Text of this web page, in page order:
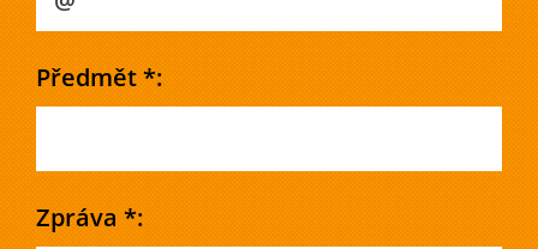
Předmět *:
Zpráva *: